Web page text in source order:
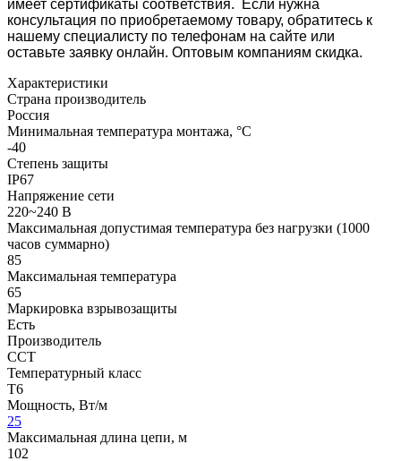
имеет сертификаты соответствия. Если нужна
консультация по приобретаемому товару, обратитесь к
нашему специалисту по телефонам на сайте или
оставьте заявку онлайн. Оптовым компаниям скидка.
Характеристики
Страна производитель
Россия
Минимальная температура монтажа, °С
-40
Степень защиты
IP67
Напряжение сети
220~240 В
Максимальная допустимая температура без нагрузки (1000
часов суммарно)
85
Максимальная температура
65
Маркировка взрывозащиты
Есть
Производитель
ССТ
Температурный класс
Т6
Мощность, Вт/м
25
Максимальная длина цепи, м
102